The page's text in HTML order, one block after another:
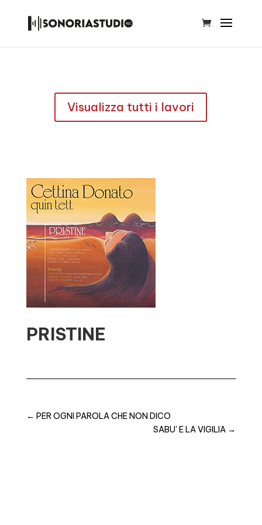
Visualizza tutti i lavori
PRISTINE
← PER OGNI PAROLA CHE NON DICO
SABU' E LA VIGILIA →